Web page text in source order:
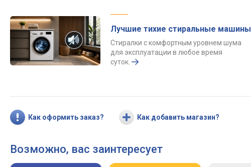
Лучшие тихие стиральные машины
Стиралки с комфортным уровнем шума
для эксплуатации в любое время
суток.
Как оформить заказ? Как добавить магазин?
Возможно, вас заинтересует